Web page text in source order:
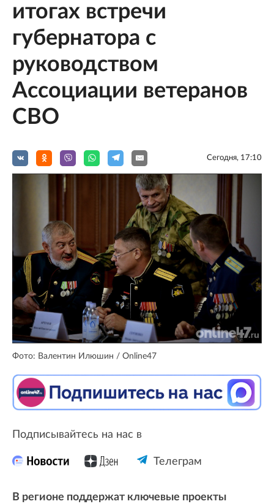
итогах встречи
губернатора с
руководством
Ассоциации ветеранов
СВО
Сегодня, 17:10
Фото: Валентин Илюшин / Online47
Подписывайтесь на нас в
Телеграм
В регионе поддержат ключевые проекты